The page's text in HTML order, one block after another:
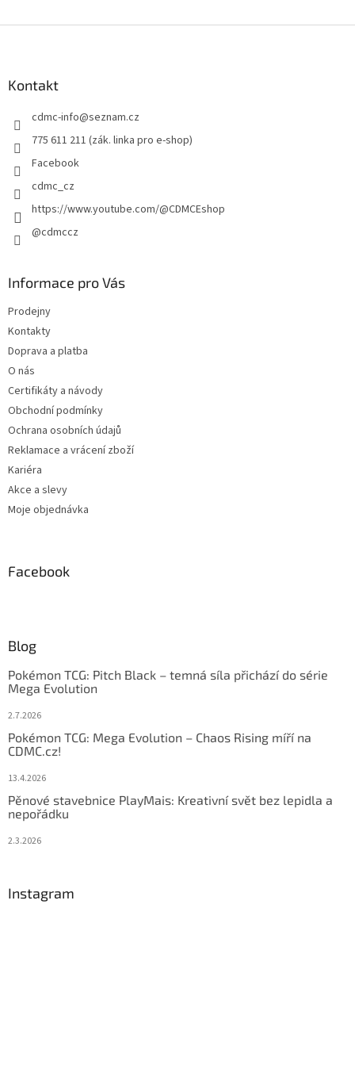
Kontakt
cdmc-info@seznam.cz
775 611 211 (zák. linka pro e-shop)
Facebook
cdmc_cz
https://www.youtube.com/@CDMCEshop
@cdmccz
Informace pro Vás
Prodejny
Kontakty
Doprava a platba
O nás
Certifikáty a návody
Obchodní podmínky
Ochrana osobních údajů
Reklamace a vrácení zboží
Kariéra
Akce a slevy
Moje objednávka
Facebook
Blog
Pokémon TCG: Pitch Black – temná síla přichází do série
Mega Evolution
2.7.2026
Pokémon TCG: Mega Evolution – Chaos Rising míří na
CDMC.cz!
13.4.2026
Pěnové stavebnice PlayMais: Kreativní svět bez lepidla a
nepořádku
2.3.2026
Instagram